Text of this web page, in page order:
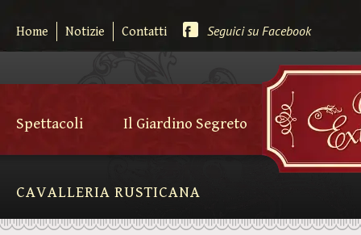
Home Notizie Contatti Seguici su Facebook
Spettacoli Il Giardino Segreto
CAVALLERIA RUSTICANA